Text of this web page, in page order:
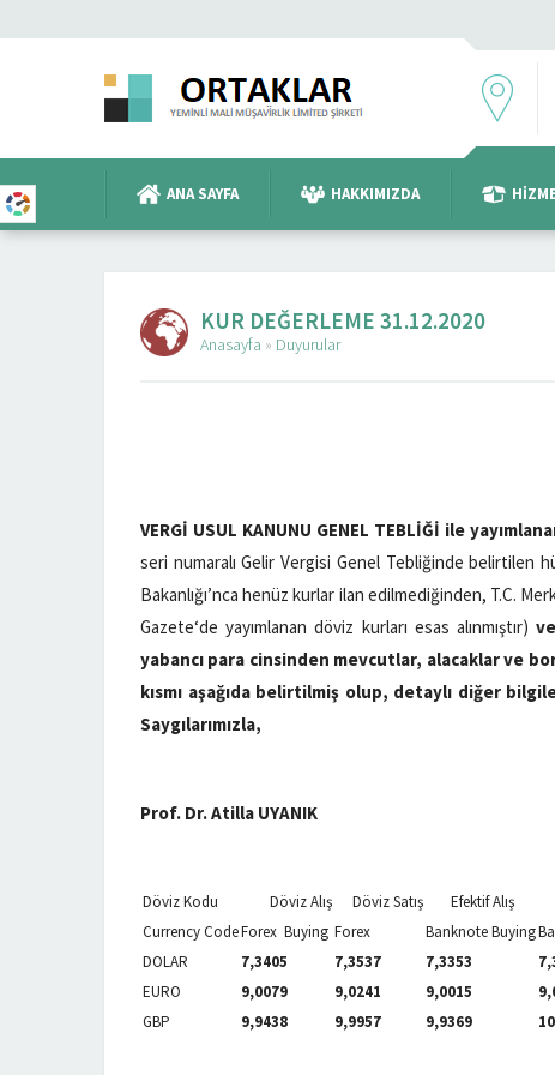
ANA SAYFA HAKKIMIZDA
KUR DEĞERLEME 31.12.2020
Anasayfa » Duyurular
VERGİ USUL KANUNU GENEL TEBLİĞİ ile
seri numaralı Gelir Vergisi Genel Tebliğinde belirtilen
Bakanlığı’nca henüz kurlar ilan edilmediğinden, T.C.
Gazete‘de yayımlanan döviz kurları esas alınmıştır)
yabancı para cinsinden mevcutlar, alacaklar ve
kısmı aşağıda belirtilmiş olup, detaylı diğer
Saygılarımızla,
Prof. Dr. Atilla UYANIK
Döviz Kodu Döviz Alış Döviz Satış Efektif Alış
Currency CodeForex Buying Forex Banknote Buying
DOLAR
7,3405 7,3537 7,3353
EURO
9,0079 9,0241 9,0015
GBP
9,9438 9,9957 9,9369